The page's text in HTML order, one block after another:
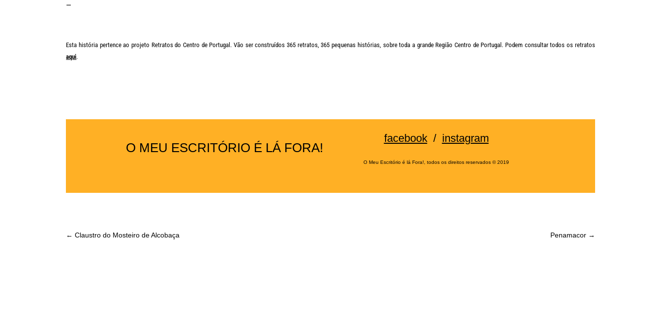
—
Esta história pertence ao projeto Retratos do Centro de Portugal. Vão ser construídos 365 retratos, 365 pequenas histórias, sobre toda a grande Região Centro de Portugal. Podem consultar todos os retratos
aqui.
O MEU ESCRITÓRIO É LÁ FORA!
facebook/ instagram
O Meu Escritório é lá Fora!, todos os direitos reservados©2019
←Claustro do Mosteiro de Alcobaça Penamacor→